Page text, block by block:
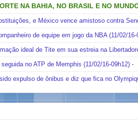
NA BAHIA, NO BRASIL E NO
e México vence amistoso contra
de equipe em jogo da NBA (11/02/16-
ideal de Tite em sua estreia na
no ATP de Memphis (11/02/16-09h12) -
expulso de ônibus e diz que fica no